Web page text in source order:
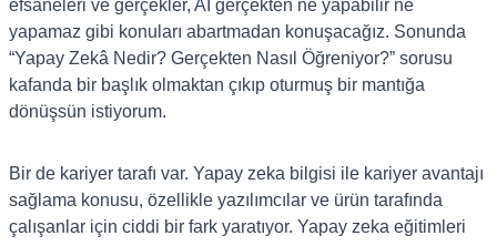
efsaneleri ve gerçekler, AI gerçekten ne yapabilir ne
yapamaz gibi konuları abartmadan konuşacağız. Sonunda
“Yapay Zekâ Nedir? Gerçekten Nasıl Öğreniyor?” sorusu
kafanda bir başlık olmaktan çıkıp oturmuş bir mantığa
dönüşsün istiyorum.
Bir de kariyer tarafı var. Yapay zeka bilgisi ile kariyer avantajı
sağlama konusu, özellikle yazılımcılar ve ürün tarafında
çalışanlar için ciddi bir fark yaratıyor. Yapay zeka eğitimleri